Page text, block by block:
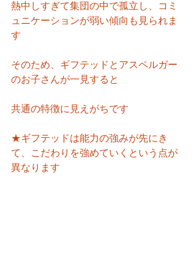
熱中しすぎて集団の中で孤立し、コミ
ュニケーションが弱い傾向も見られま
す
そのため、ギフテッドとアスペルガー
のお子さんが一見すると
共通の特徴に見えがちです
★ギフテッドは能力の強みが先にき
て、こだわりを強めていくという点が
異なります